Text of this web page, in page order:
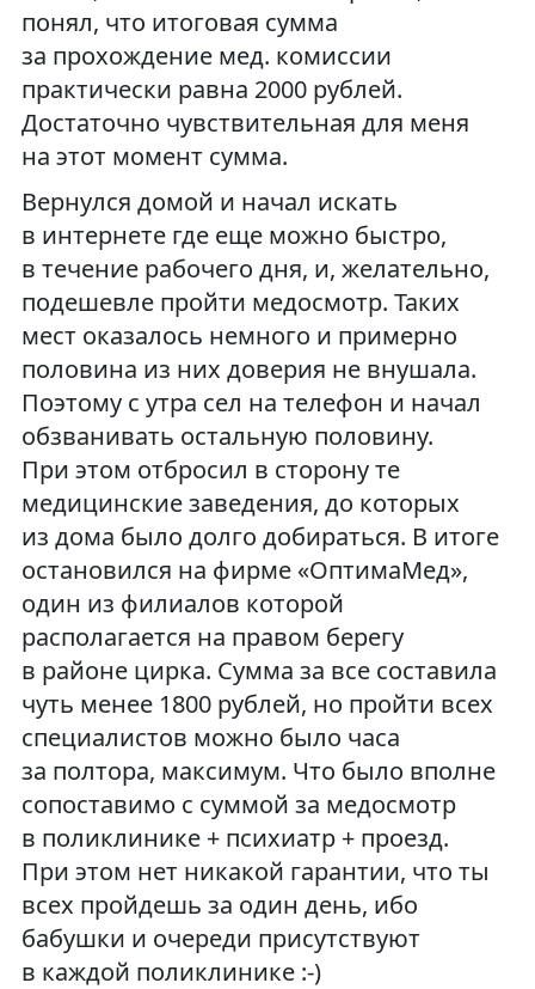
понял, что итоговая сумма
за прохождение мед. комиссии
практически равна 2000 рублей.
Достаточно чувствительная для меня
на этот момент сумма.
Вернулся домой и начал искать
в интернете где еще можно быстро,
в течение рабочего дня, и, желательно,
подешевле пройти медосмотр. Таких
мест оказалось немного и примерно
половина из них доверия не внушала.
Поэтому с утра сел на телефон и начал
обзванивать остальную половину.
При этом отбросил в сторону те
медицинские заведения, до которых
из дома было долго добираться. В итоге
остановился на фирме «ОптимаМед»,
один из филиалов которой
располагается на правом берегу
в районе цирка. Сумма за все составила
чуть менее 1800 рублей, но пройти всех
специалистов можно было часа
за полтора, максимум. Что было вполне
сопоставимо с суммой за медосмотр
в поликлинике + психиатр + проезд.
При этом нет никакой гарантии, что ты
всех пройдешь за один день, ибо
бабушки и очереди присутствуют
в каждой поликлинике :-)